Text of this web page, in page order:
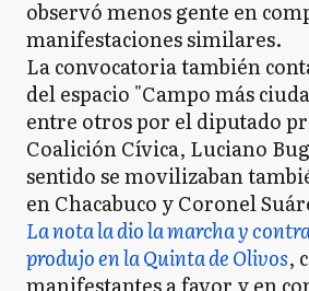
observó menos gente en
manifestaciones similares.
La convocatoria también
del espacio "Campo más
entre otros por el diputado
Coalición Cívica, Luciano
sentido se movilizaban
en Chacabuco y Coronel
La nota la dio la marcha y
produjo en la Quinta de Olivos,
manifestantes a favor y en